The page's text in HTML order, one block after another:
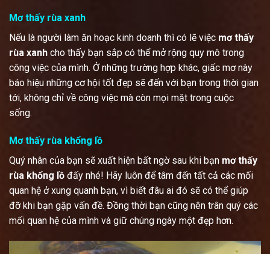
Mơ thấy rùa xanh
Nếu là người làm ăn hoạc kinh doanh thì có lẽ việc mơ thấy
rùa xanh cho thấy bạn sắp có thể mở rộng quy mô trong
công việc của mình. Ở những trường hợp khác, giấc mơ này
báo hiệu những cơ hội tốt đẹp sẽ đến với bạn trong thời gian
tới, không chỉ về công việc mà còn mọi mặt trong cuộc
sống.
Mơ thấy rùa khổng lồ
Quý nhân của bạn sẽ xuất hiện bất ngờ sau khi bạn mơ thấy
rùa khổng lồ đấy nhé! Hãy luôn để tâm đến tất cả các mối
quan hệ ở xung quanh bạn, vì biết đâu ai đó sẽ có thể giúp
đỡ khi bạn gặp vấn đề. Đồng thời bạn cũng nên trân quý các
mối quan hệ của mình và giữ chúng ngày một đẹp hơn.